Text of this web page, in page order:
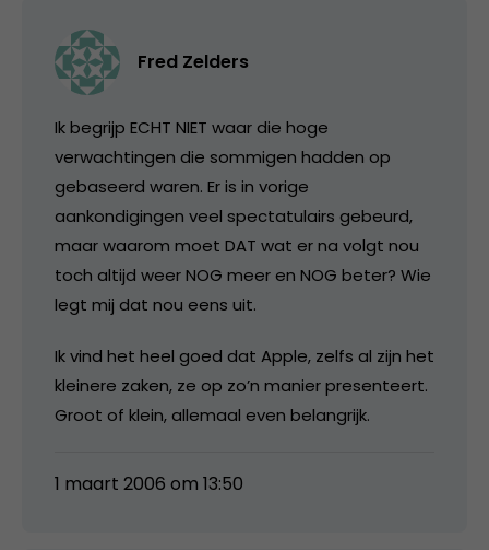
Fred Zelders
Ik begrijp ECHT NIET waar die hoge
verwachtingen die sommigen hadden op
gebaseerd waren. Er is in vorige
aankondigingen veel spectatulairs gebeurd,
maar waarom moet DAT wat er na volgt nou
toch altijd weer NOG meer en NOG beter? Wie
legt mij dat nou eens uit.
Ik vind het heel goed dat Apple, zelfs al zijn het
kleinere zaken, ze op zo’n manier presenteert.
Groot of klein, allemaal even belangrijk.
1 maart 2006 om 13:50